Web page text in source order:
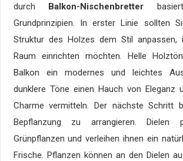
durch Balkon-Nischenbretter
Grundprinzipien. In erster Linie sollten
Struktur des Holzes dem Stil anpassen,
Raum einrichten möchten. Helle
Balkon ein modernes und leichtes
dunklere Töne einen Hauch von Eleganz
Charme vermitteln. Der nächste Schritt
Bepflanzung zu arrangieren.
Grünpflanzen und verleihen ihnen ein
Frische. Pflanzen können an den Dielen